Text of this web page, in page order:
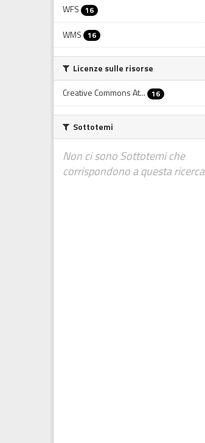
WFS 16
WMS 16
Licenze sulle risorse
Creative Commons At... 16
Sottotemi
Non ci sono Sottotemi che
corrispondono a questa ricerca